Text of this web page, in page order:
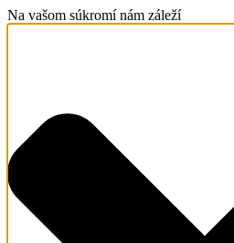
Na vašom súkromí nám záleží